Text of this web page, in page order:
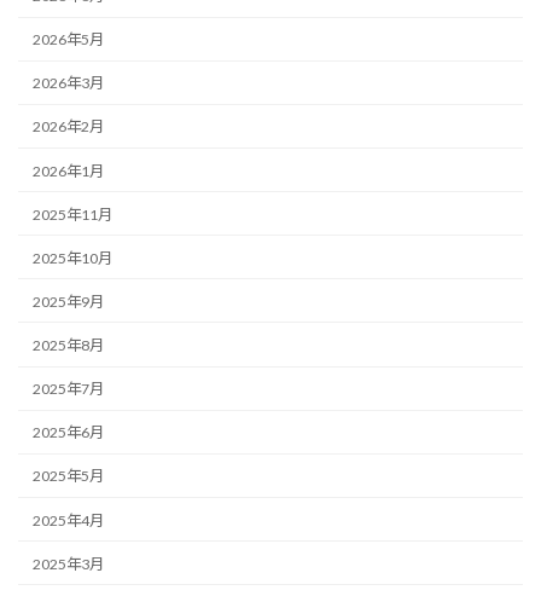
2026年5月
2026年3月
2026年2月
2026年1月
2025年11月
2025年10月
2025年9月
2025年8月
2025年7月
2025年6月
2025年5月
2025年4月
2025年3月